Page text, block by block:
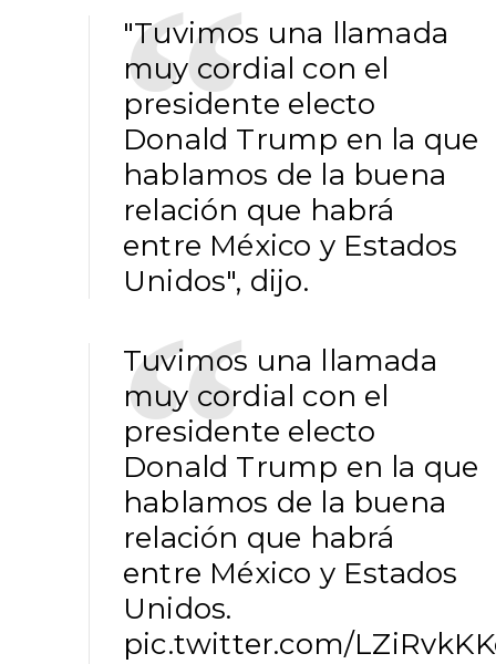
"Tuvimos una llamada
muy cordial con el
presidente electo
Donald Trump en la que
hablamos de la buena
relación que habrá
entre México y Estados
Unidos", dijo.
Tuvimos una llamada
muy cordial con el
presidente electo
Donald Trump en la que
hablamos de la buena
relación que habrá
entre México y Estados
Unidos.
pic.twitter.com/